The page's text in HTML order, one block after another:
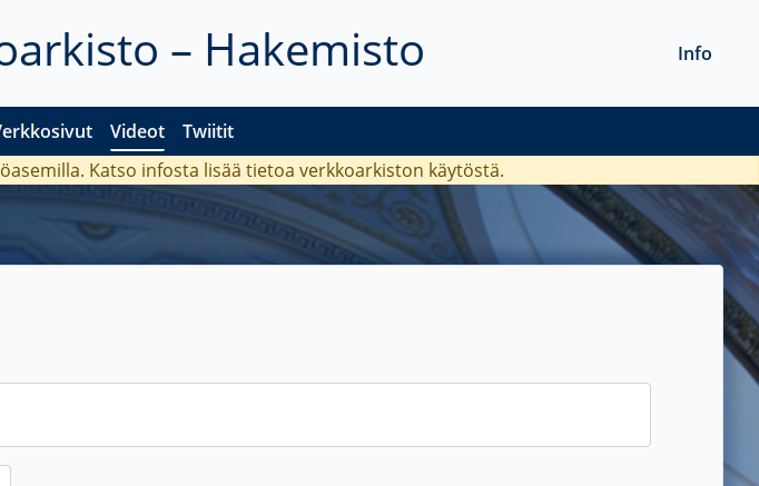
– Hakemisto
Videot Twiitit
Info
Katso infosta lisää tietoa verkkoarkiston käytöstä.